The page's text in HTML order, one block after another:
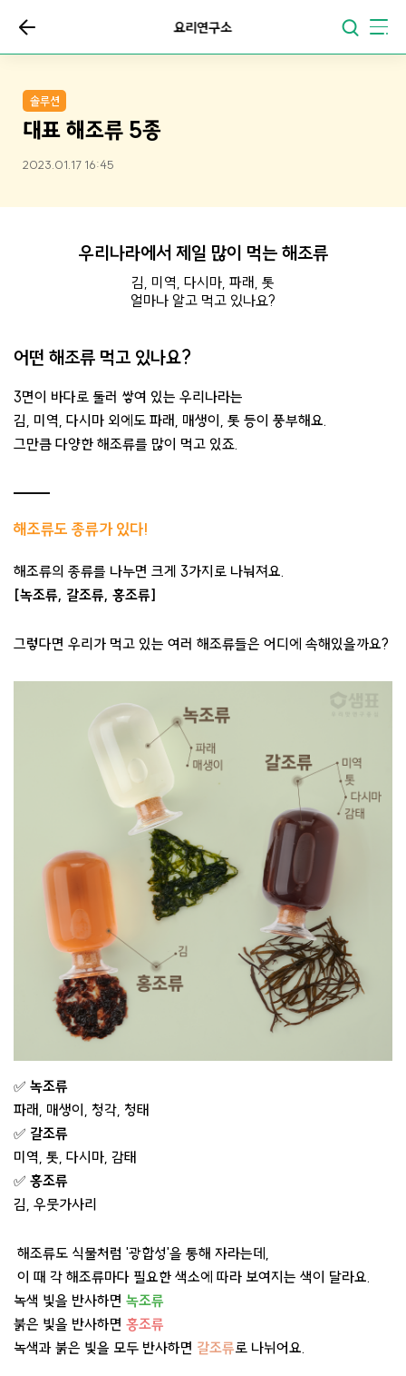
요리연구소
솔루션
대표 해조류 5종
2023.01.17 16:45
우리나라에서 제일 많이 먹는 해조류
김, 미역, 다시마, 파래, 톳
얼마나 알고 먹고 있나요?
어떤 해조류 먹고 있나요?
3면이 바다로 둘러 쌓여 있는 우리나라는
김, 미역, 다시마 외에도 파래, 매생이, 톳 등이 풍부해요.
그만큼 다양한 해조류를 많이 먹고 있죠.
해조류도 종류가 있다!
해조류의 종류를 나누면 크게 3가지로 나눠져요.
[녹조류, 갈조류, 홍조류]
그렇다면 우리가 먹고 있는 여러 해조류들은 어디에 속해있을까요?
✅ 녹조류
파래, 매생이, 청각, 청태
✅ 갈조류
미역, 톳, 다시마, 감태
✅ 홍조류
김, 우뭇가사리
해조류도 식물처럼 '광합성'을 통해 자라는데,
이 때 각 해조류마다 필요한 색소에 따라 보여지는 색이 달라요.
녹색 빛을 반사하면 녹조류
붉은 빛을 반사하면 홍조류
녹색과 붉은 빛을 모두 반사하면 갈조류로 나뉘어요.